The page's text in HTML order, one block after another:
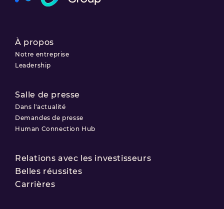
À propos
Notre entreprise
Leadership
Salle de presse
Dans l'actualité
Demandes de presse
Human Connection Hub
Relations avec les investisseurs
Belles réussites
Carrières